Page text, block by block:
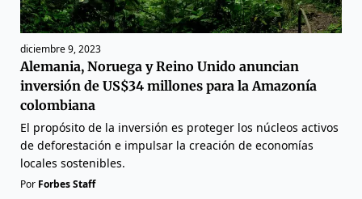
diciembre 9, 2023
Alemania, Noruega y Reino Unido anuncian
inversión de US$34 millones para la Amazonía
colombiana
El propósito de la inversión es proteger los núcleos activos
de deforestación e impulsar la creación de economías
locales sostenibles.
Por Forbes Staff